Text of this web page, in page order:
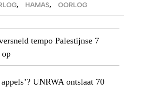
, HAMAS, OORLOG
tempo Palestijnse 7
op
UNRWA ontslaat 70